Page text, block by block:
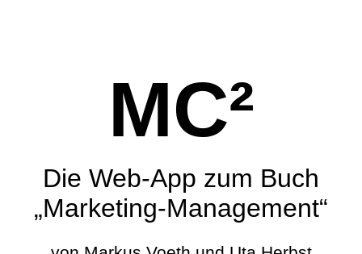
MC²
Die Web-App zum Buch
„Marketing-Management“